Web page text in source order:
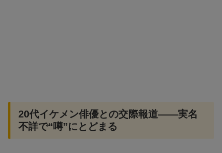
20代イケメン俳優との交際報道――実名
不詳で“噂”にとどまる